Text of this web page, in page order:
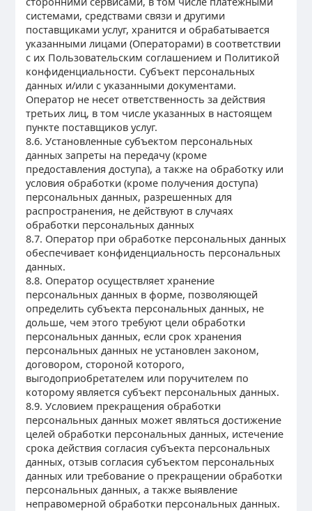
системами, средствами связи и другими
поставщиками услуг, хранится и обрабатывается
указанными лицами (Операторами) в соответствии
с их Пользовательским соглашением и Политикой
конфиденциальности. Субъект персональных
данных и/или с указанными документами.
Оператор не несет ответственность за действия
третьих лиц, в том числе указанных в настоящем
пункте поставщиков услуг.
8.6. Установленные субъектом персональных
данных запреты на передачу (кроме
предоставления доступа), а также на обработку или
условия обработки (кроме получения доступа)
персональных данных, разрешенных для
распространения, не действуют в случаях
обработки персональных данных
8.7. Оператор при обработке персональных данных
обеспечивает конфиденциальность персональных
данных.
8.8. Оператор осуществляет хранение
персональных данных в форме, позволяющей
определить субъекта персональных данных, не
дольше, чем этого требуют цели обработки
персональных данных, если срок хранения
персональных данных не установлен законом,
договором, стороной которого,
выгодоприобретателем или поручителем по
которому является субъект персональных данных.
8.9. Условием прекращения обработки
персональных данных может являться достижение
целей обработки персональных данных, истечение
срока действия согласия субъекта персональных
данных, отзыв согласия субъектом персональных
данных или требование о прекращении обработки
персональных данных, а также выявление
неправомерной обработки персональных данных.